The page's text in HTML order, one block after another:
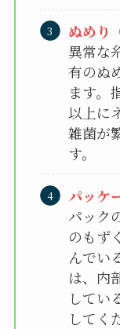
ぬめり
異常な
有のぬ
ます。
以上に
雑菌が
す。
パッケ
パック
のもず
んでい
は、内
してい
してく